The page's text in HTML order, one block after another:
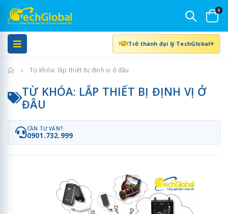
0
Trở thành đại lý TechGlobal
Trang chủTừ khóa: lắp thiết bị định vị ở đâu
TỪ KHÓA: LẮP THIẾT BỊ ĐỊNH VỊ Ở
ĐÂU
CẦN TƯ VẤN?
0901.732.999